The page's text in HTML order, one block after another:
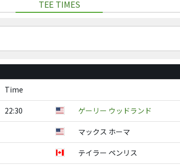
TEE TIMES
Time
22:30 ゲーリー ウッドランド
マックス ホーマ
テイラー ペンリス